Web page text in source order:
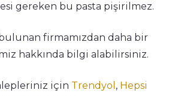
gereken bu pasta pişirilmez.
firmamızdan daha bir
hakkında bilgi alabilirsiniz.
için Trendyol , Hepsi